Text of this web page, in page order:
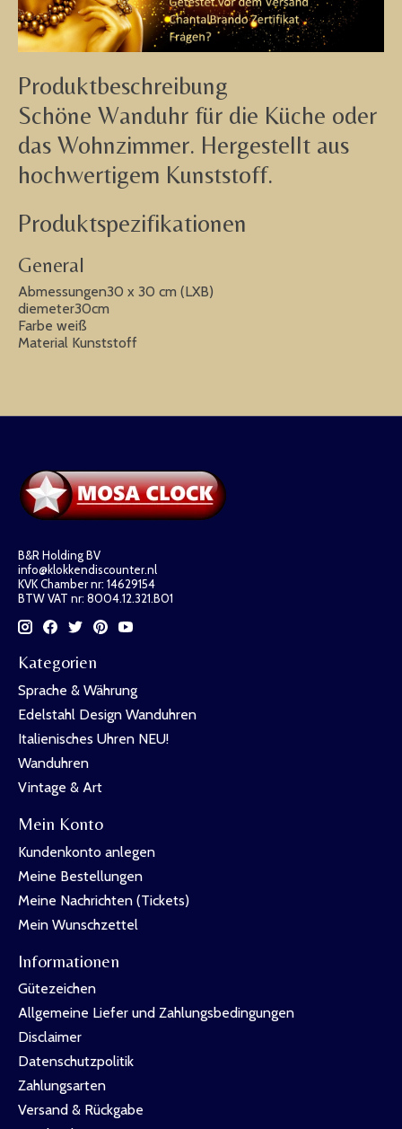
Produktbeschreibung
Schöne Wanduhr für die Küche oder
das Wohnzimmer. Hergestellt aus
hochwertigem Kunststoff.
Produktspezifikationen
General
Abmessungen30 x 30 cm (LXB)
diemeter30cm
Farbe weiß
Material Kunststoff
B&R Holding BV
info@klokkendiscounter.nl
KVK Chamber nr: 14629154
BTW VAT nr: 8004.12.321.B01
Kategorien
Sprache & Währung
Edelstahl Design Wanduhren
Italienisches Uhren NEU!
Wanduhren
Vintage & Art
Mein Konto
Kundenkonto anlegen
Meine Bestellungen
Meine Nachrichten (Tickets)
Mein Wunschzettel
Informationen
Gütezeichen
Allgemeine Liefer und Zahlungsbedingungen
Disclaimer
Datenschutzpolitik
Zahlungsarten
Versand & Rückgabe